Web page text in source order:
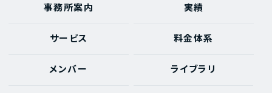
事務所案内 実績
サービス 料金体系
メンバー ライブラリ